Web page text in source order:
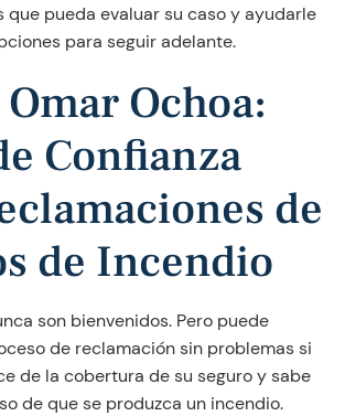
que pueda evaluar su caso y ayudarle
para seguir adelante.
Ochoa:
Confianza
de
de Incendio
son bienvenidos. Pero puede
de reclamación sin problemas si
de la cobertura de su seguro y sabe
de que se produzca un incendio.